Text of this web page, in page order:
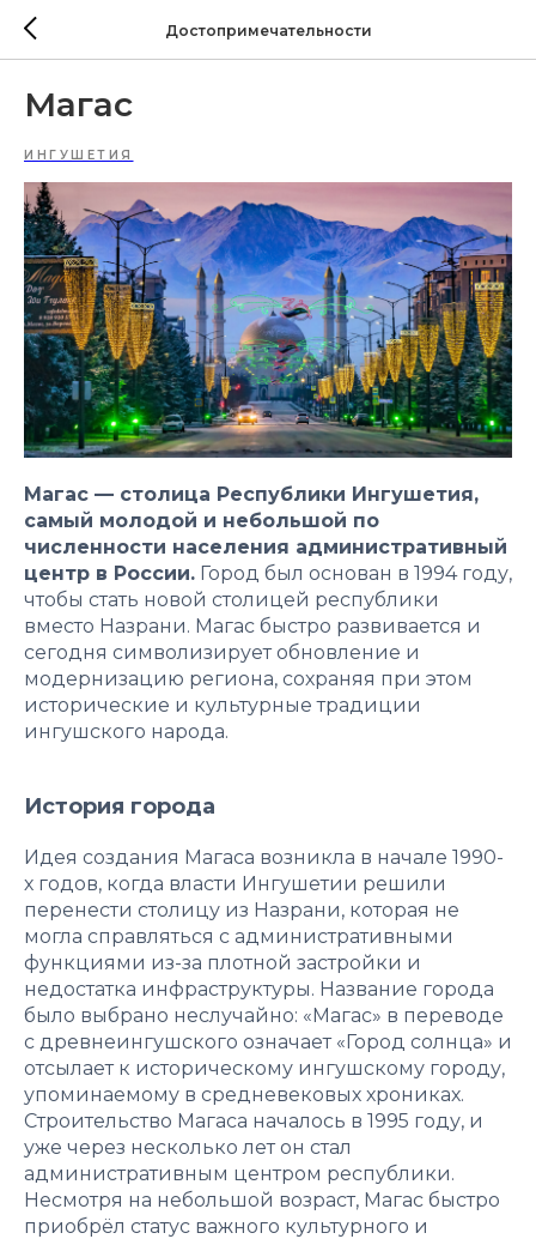
Достопримечательности
Магас
ИНГУШЕТИЯ
Магас — столица Республики Ингушетия,
самый молодой и небольшой по
численности населения административный
центр в России. Город был основан в 1994 году,
чтобы стать новой столицей республики
вместо Назрани. Магас быстро развивается и
сегодня символизирует обновление и
модернизацию региона, сохраняя при этом
исторические и культурные традиции
ингушского народа.
История города
Идея создания Магаса возникла в начале 1990-
х годов, когда власти Ингушетии решили
перенести столицу из Назрани, которая не
могла справляться с административными
функциями из-за плотной застройки и
недостатка инфраструктуры. Название города
было выбрано неслучайно: «Магас» в переводе
с древнеингушского означает «Город солнца» и
отсылает к историческому ингушскому городу,
упоминаемому в средневековых хрониках.
Строительство Магаса началось в 1995 году, и
уже через несколько лет он стал
административным центром республики.
Несмотря на небольшой возраст, Магас быстро
приобрёл статус важного культурного и